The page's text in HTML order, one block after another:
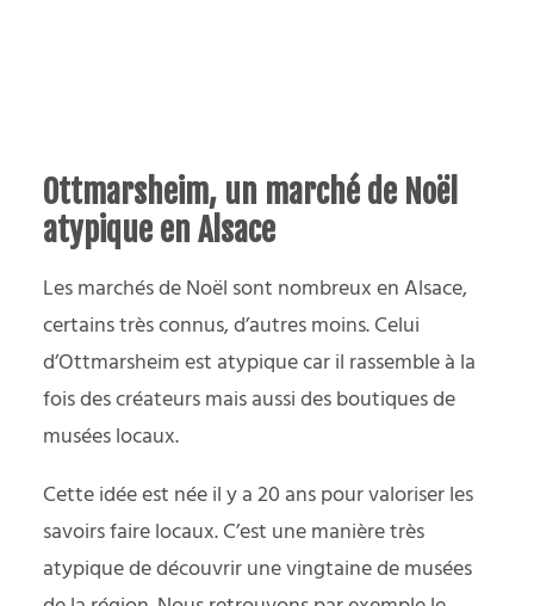
Ottmarsheim, un marché de Noël
atypique en Alsace
Les marchés de Noël sont nombreux en Alsace,
certains très connus, d’autres moins. Celui
d’Ottmarsheim est atypique car il rassemble à la
fois des créateurs mais aussi des boutiques de
musées locaux.
Cette idée est née il y a 20 ans pour valoriser les
savoirs faire locaux. C’est une manière très
atypique de découvrir une vingtaine de musées